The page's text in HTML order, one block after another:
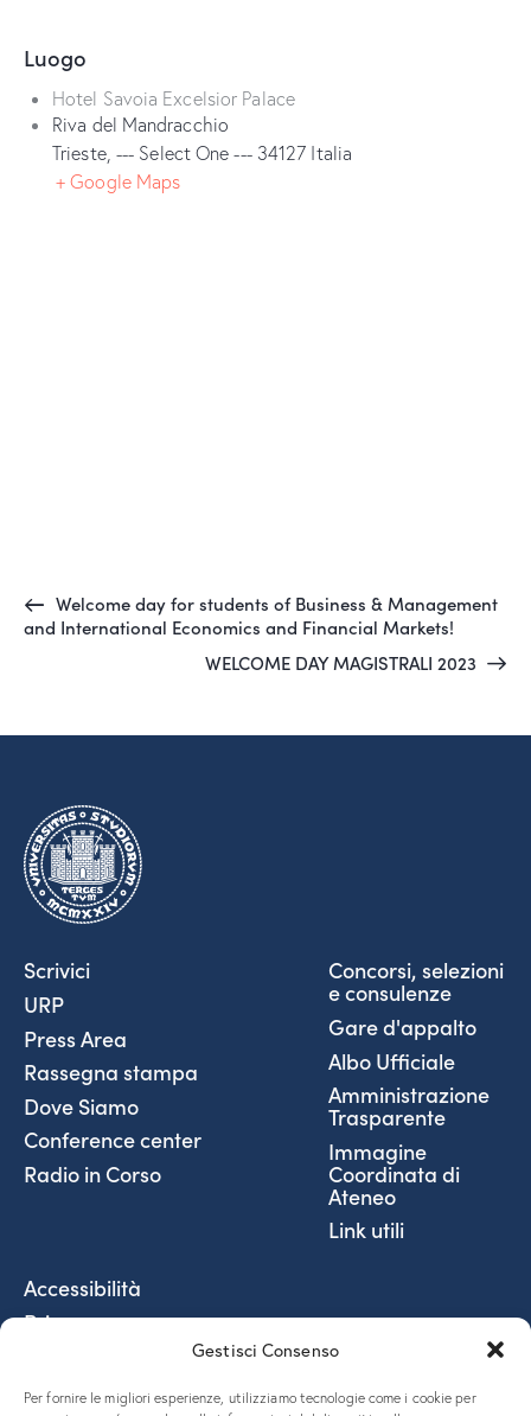
Gestisci Consenso
Per fornire le migliori esperienze, utilizziamo tecnologie come i cookie per
Luogo
Hotel Savoia Excelsior Palace
Riva del Mandracchio
Trieste, --- Select One --- 34127 Italia
+ Google Maps
Welcome day for students of Business & Management
and International Economics and Financial Markets!
WELCOME DAY MAGISTRALI 2023
Scrivici
URP
Press Area
Rassegna stampa
Dove Siamo
Conference center
Radio in Corso
Concorsi, selezioni
e consulenze
Gare d'appalto
Albo Ufficiale
Amministrazione
Trasparente
Immagine
Coordinata di
Ateneo
Link utili
Accessibilità
Privacy
Social Media Policy
Fatturazione elettronica